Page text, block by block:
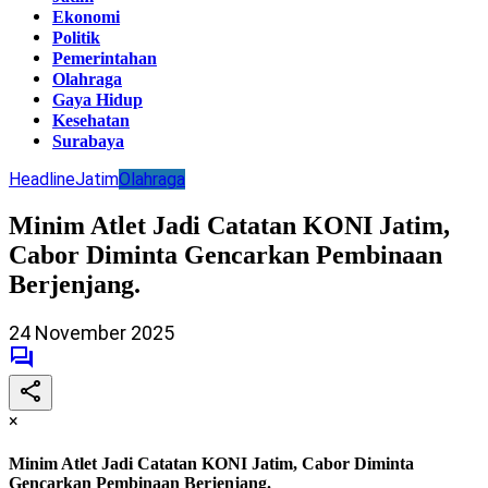
Ekonomi
Politik
Pemerintahan
Olahraga
Gaya Hidup
Kesehatan
Surabaya
HeadlineJatimOlahraga
Minim Atlet Jadi Catatan KONI Jatim,
Cabor Diminta Gencarkan Pembinaan
Berjenjang.
24 November 2025
×
Minim Atlet Jadi Catatan KONI Jatim, Cabor Diminta
Gencarkan Pembinaan Berjenjang.